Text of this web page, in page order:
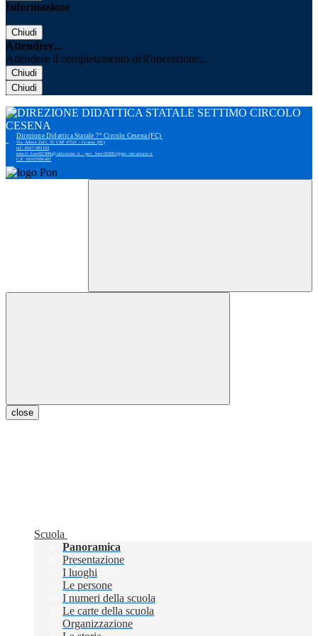
Informazione
Chiudi
Attendere...
Attendere il completamento dell'operazione...
Chiudi
Chiudi
Direzione Didattica Statale 7° Circolo Cesena (FC)
Via Adone Zoli, 35 CAP 47521 - Cesena (FC)
tel: 0547-383193
email: foee02300r@istruzione.it - pec: foee02300r@pec.istruzione.it
C.F. 81007690407
close
Scuola
Panoramica
Presentazione
I luoghi
Le persone
I numeri della scuola
Le carte della scuola
Organizzazione